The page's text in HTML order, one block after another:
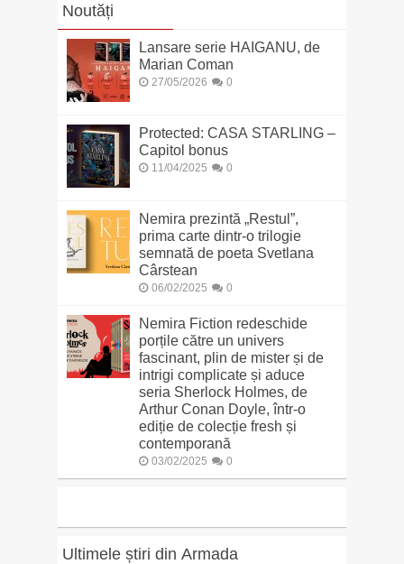
Noutăți
Lansare serie HAIGANU, de
Marian Coman
27/05/2026 0
Protected: CASA STARLING –
Capitol bonus
11/04/2025 0
Nemira prezintă „Restul”,
prima carte dintr-o trilogie
semnată de poeta Svetlana
Cârstean
06/02/2025 0
Nemira Fiction redeschide
porțile către un univers
fascinant, plin de mister și de
intrigi complicate și aduce
seria Sherlock Holmes, de
Arthur Conan Doyle, într-o
ediție de colecție fresh și
contemporană
03/02/2025 0
Ultimele știri din Armada